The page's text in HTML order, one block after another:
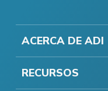
ACERCA DE ADI
RECURSOS